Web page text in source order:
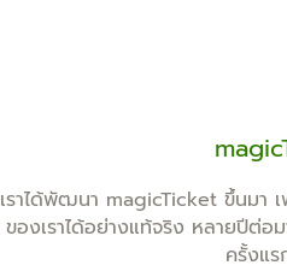
เราได้พัฒนา magicTicket ขึ้นมา
ของเราได้อย่างแท้จริง หลายปีต่
ครั้งแ